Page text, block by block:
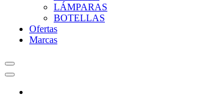
LÁMPARAS
BOTELLAS
Ofertas
Marcas